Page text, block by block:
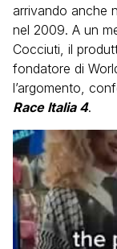
arrivando anche
nel 2009. A un
Cocciuti, il
fondatore di
l’argomento,
Race Italia 4.